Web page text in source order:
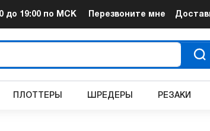
до 19:00 по МСК Перезвоните мне
ПЛОТТЕРЫ ШРЕДЕРЫ РЕЗАКИ